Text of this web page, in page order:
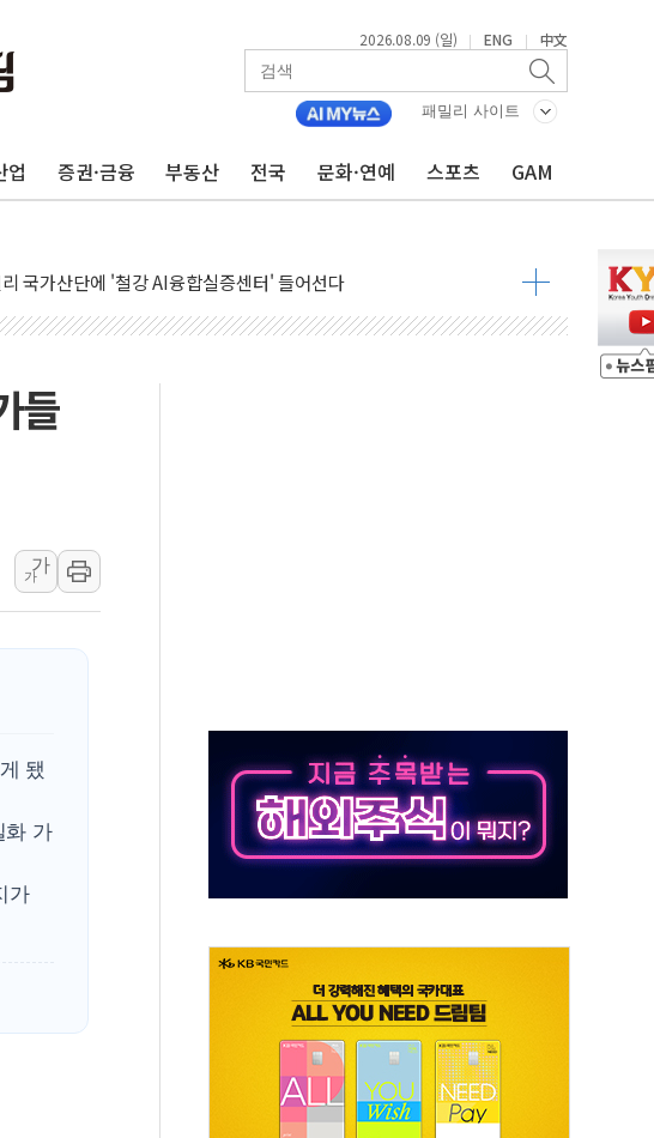
2026.08.09 (일) | ENG | 中文
패밀리 사이트
업 증권·금융 부동산 전국 문화·연예 스포츠 GAM
쏟아진 울진...'두천~하당'·'올미골교' 차량 통행 선제 제한
선착장 하류서 50대 숨진 채 발견...경찰, 조사 중
, 정청래에 누적 1.48%p 차 선두 유지...金 46.01% vs 鄭 44.53%
중 어머니 살해 10대 구속…범행 후 반려견도 죽여
대구 경선 결과 발표...정청래 47.82% 김민석 46.35% 송영길 5.83%
강원 경선 결과 발표...김민석 50.30% 정청래 41.94% 송영길 7.76%
영에 9440억 지급 확정되나…재상고 앞두고 막판 셈법
절 현수막 '태극기 거꾸로' 논란…이틀만에 철거
역 전면 손질… 예술·체육요원 최대 33% 감축
대형마트 판매, 역대 최대폭 감소한 9.4%↓…유통업계 양극화 심화
민 의원, '정부 특사'로 콜롬비아 대통령 취임식 참석
주의보' 울진 시간당 30mm 강한 비...호우 피해 없어
들
가
가
됐
화 가
가